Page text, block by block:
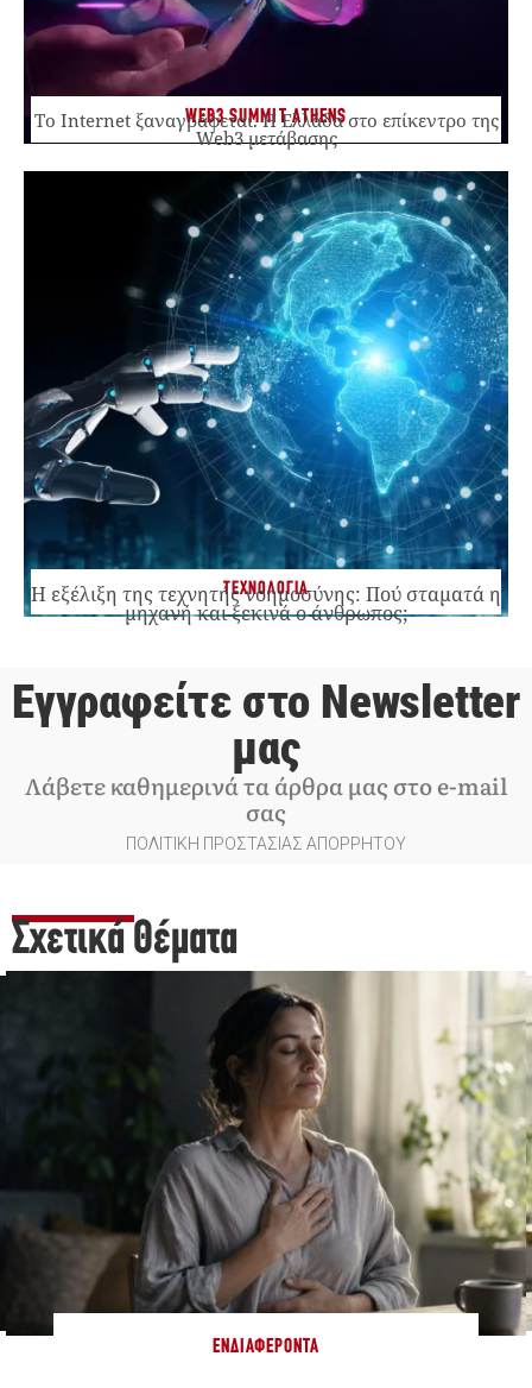
WEB3 SUMMIT ATHENS
Το Internet ξαναγράφεται. Η Ελλάδα στο επίκεντρο της
Web3 μετάβασης
ΤΕΧΝΟΛΟΓΙΑ
Η εξέλιξη της τεχνητής νοημοσύνης: Πού σταματά η
μηχανή και ξεκινά ο άνθρωπος;
Εγγραφείτε στο Newsletter
μας
Λάβετε καθημερινά τα άρθρα μας στο e-mail
σας
ΠΟΛΙΤΙΚΗ ΠΡΟΣΤΑΣΙΑΣ ΑΠΟΡΡΗΤΟΥ
Σχετικά Θέματα
ΕΝΔΙΑΦΈΡΟΝΤΑ